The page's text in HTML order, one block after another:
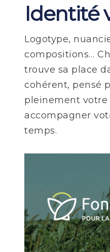
Identité
Logotype,
compositions…
trouve sa place
cohérent, pensé
pleinement
accompagner
temps.